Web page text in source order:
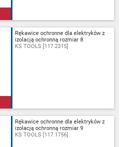
Rękawice ochronne dla elektryków z
izolacją ochronną rozmiar 8
KS TOOLS [117.2315]
Rękawice ochronne dla elektryków z
izolacją ochronną rozmiar 9
KS TOOLS [117.1756]